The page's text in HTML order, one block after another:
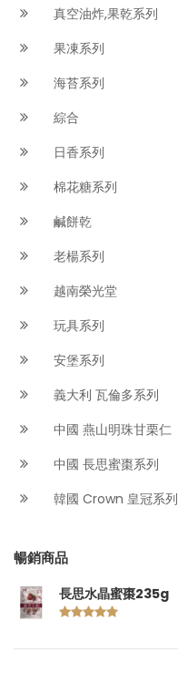
真空油炸,果乾系列
果凍系列
海苔系列
綜合
日香系列
棉花糖系列
鹹餅乾
老楊系列
越南榮光堂
玩具系列
安堡系列
義大利 瓦倫多系列
中國 燕山明珠甘栗仁
中國 長思蜜棗系列
韓國 Crown 皇冠系列
暢銷商品
長思水晶蜜棗235g